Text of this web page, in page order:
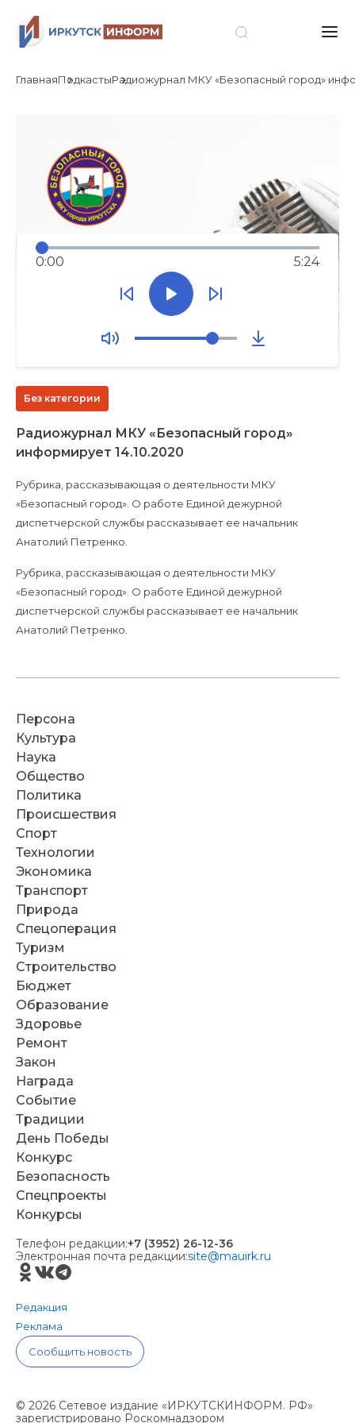
ГлавнаяПодкастыРадиожурнал МКУ «Безопасный город»
0:00 5:24
Без категории
Радиожурнал МКУ «Безопасный город»
информирует 14.10.2020
Рубрика, рассказывающая о деятельности МКУ
«Безопасный город». О работе Единой дежурной
диспетчерской службы рассказывает ее начальник
Анатолий Петренко.
Рубрика, рассказывающая о деятельности МКУ
«Безопасный город». О работе Единой дежурной
диспетчерской службы рассказывает ее начальник
Анатолий Петренко.
Персона
Культура
Наука
Общество
Политика
Происшествия
Спорт
Технологии
Экономика
Транспорт
Природа
Спецоперация
Туризм
Строительство
Бюджет
Образование
Здоровье
Ремонт
Закон
Награда
Событие
Традиции
День Победы
Конкурс
Безопасность
Спецпроекты
Конкурсы
Телефон редакции:+7 (3952) 26-12-36
Электронная почта редакции:site@mauirk.ru
Редакция
Реклама
Сообщить новость
© 2026 Сетевое издание «ИРКУТСКИНФОРМ. РФ»
зарегистрировано Роскомнадзором